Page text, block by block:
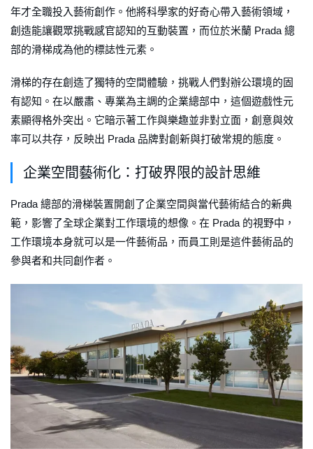
年才全職投入藝術創作。他將科學家的好奇心帶入藝術領域，
創造能讓觀眾挑戰感官認知的互動裝置，而位於米蘭 Prada 總
部的滑梯成為他的標誌性元素。
滑梯的存在創造了獨特的空間體驗，挑戰人們對辦公環境的固
有認知。在以嚴肅、專業為主調的企業總部中，這個遊戲性元
素顯得格外突出。它暗示著工作與樂趣並非對立面，創意與效
率可以共存，反映出 Prada 品牌對創新與打破常規的態度。
企業空間藝術化：打破界限的設計思維
Prada 總部的滑梯裝置開創了企業空間與當代藝術結合的新典
範，影響了全球企業對工作環境的想像。在 Prada 的視野中，
工作環境本身就可以是一件藝術品，而員工則是這件藝術品的
參與者和共同創作者。